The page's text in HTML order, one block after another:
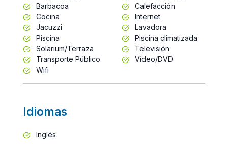
Barbacoa
Calefacción
Cocina
Internet
Jacuzzi
Lavadora
Piscina
Piscina climatizada
Solarium/Terraza
Televisión
Transporte Público
Vídeo/DVD
Wifi
Idiomas
Inglés